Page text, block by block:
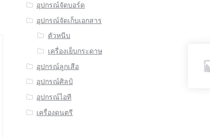
อุปกรณ์จัดบอร์ด
อุปกรณ์จัดเก็บเอกสาร
ตัวหนีบ
เครื่องเย็บกระดาษ
อุปกรณ์ลูกเสือ
อุปกรณ์ศิลป์
อุปกรณ์ไอที
เครื่องดนตรี